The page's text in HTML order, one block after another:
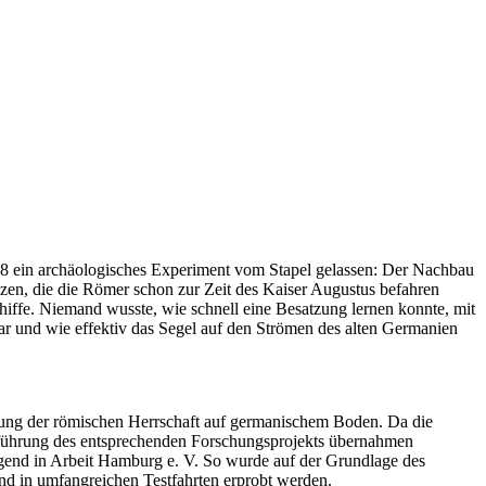
archäologisches Experiment vom Stapel gelassen: Der Nachbau
die die Römer schon zur Zeit des Kaiser Augustus befahren
Niemand wusste, wie schnell eine Besatzung lernen konnte, mit
wie effektiv das Segel auf den Strömen des alten Germanien
der römischen Herrschaft auf germanischem Boden. Da die
des entsprechenden Forschungsprojekts übernahmen
in Arbeit Hamburg e. V. So wurde auf der Grundlage des
in umfangreichen Testfahrten erprobt werden.